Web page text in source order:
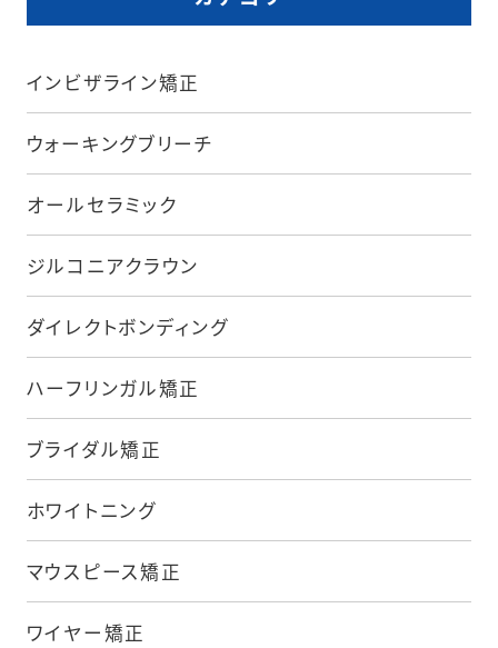
インビザライン矯正
ウォーキングブリーチ
オールセラミック
ジルコニアクラウン
ダイレクトボンディング
ハーフリンガル矯正
ブライダル矯正
ホワイトニング
マウスピース矯正
ワイヤー矯正